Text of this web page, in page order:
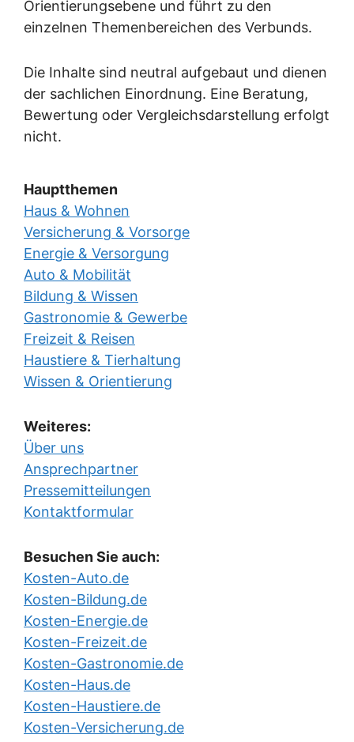
Orientierungsebene und führt zu den
einzelnen Themenbereichen des Verbunds.
Die Inhalte sind neutral aufgebaut und dienen
der sachlichen Einordnung. Eine Beratung,
Bewertung oder Vergleichsdarstellung erfolgt
nicht.
Hauptthemen
Haus & Wohnen
Versicherung & Vorsorge
Energie & Versorgung
Auto & Mobilität
Bildung & Wissen
Gastronomie & Gewerbe
Freizeit & Reisen
Haustiere & Tierhaltung
Wissen & Orientierung
Weiteres:
Über uns
Ansprechpartner
Pressemitteilungen
Kontaktformular
Besuchen Sie auch:
Kosten-Auto.de
Kosten-Bildung.de
Kosten-Energie.de
Kosten-Freizeit.de
Kosten-Gastronomie.de
Kosten-Haus.de
Kosten-Haustiere.de
Kosten-Versicherung.de